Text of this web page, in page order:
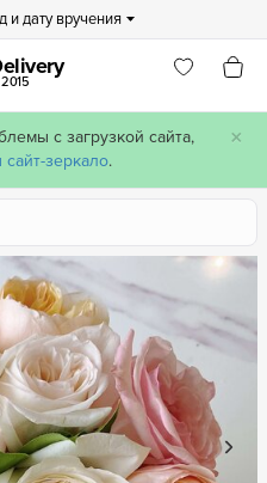
×
с загрузкой сайта,
сайт-зеркало.
и дату вручения